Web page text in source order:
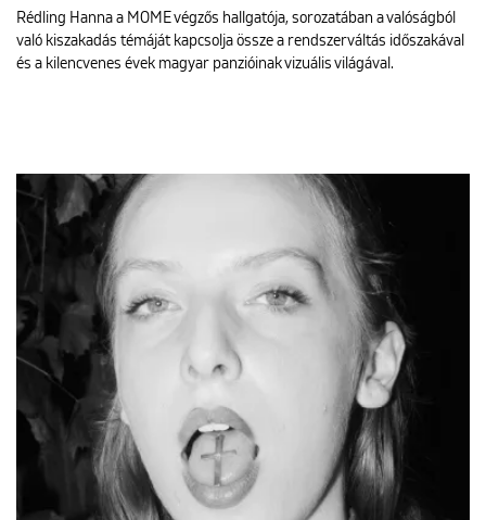
Rédling Hanna a MOME végzős hallgatója, sorozatában a valóságból
való kiszakadás témáját kapcsolja össze a rendszerváltás időszakával
és a kilencvenes évek magyar panzióinak vizuális világával.